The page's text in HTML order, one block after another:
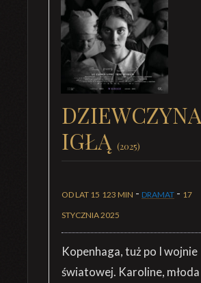
IGŁĄ (2025)
OD LAT 15 123 MIN - DRAMAT - 17
STYCZNIA 2025
Kopenhaga, tuż po I wojnie
światowej. Karoline, młoda